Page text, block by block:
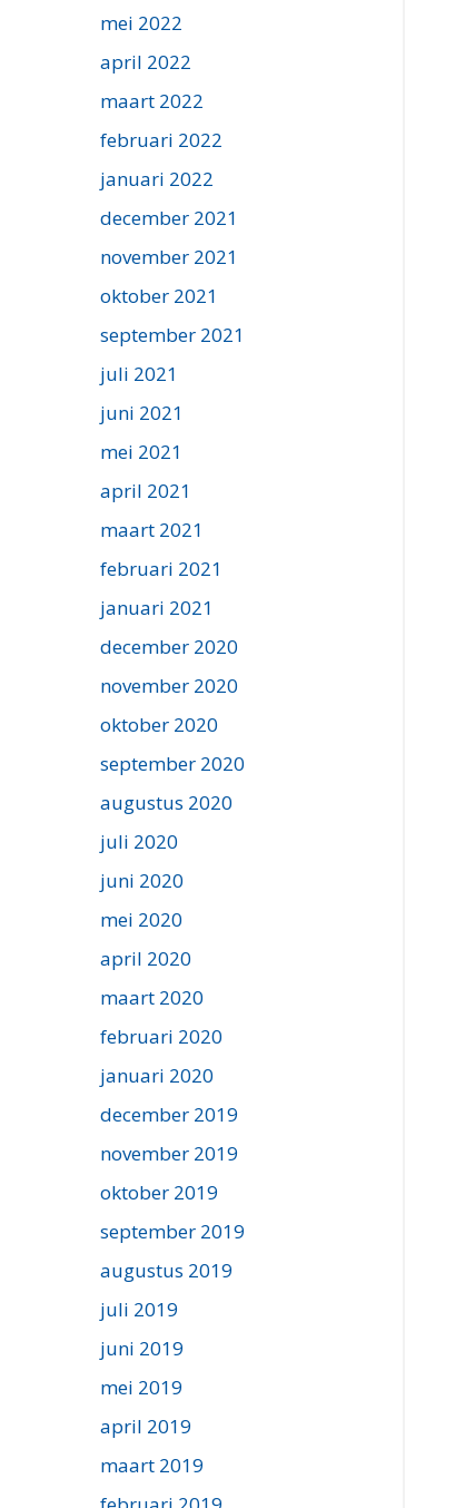
mei 2022
april 2022
maart 2022
februari 2022
januari 2022
december 2021
november 2021
oktober 2021
september 2021
juli 2021
juni 2021
mei 2021
april 2021
maart 2021
februari 2021
januari 2021
december 2020
november 2020
oktober 2020
september 2020
augustus 2020
juli 2020
juni 2020
mei 2020
april 2020
maart 2020
februari 2020
januari 2020
december 2019
november 2019
oktober 2019
september 2019
augustus 2019
juli 2019
juni 2019
mei 2019
april 2019
maart 2019